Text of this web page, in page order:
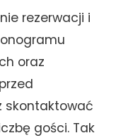
rezerwacji i
oraz
skontaktować
gości. Tak